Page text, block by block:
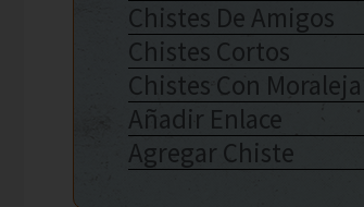
Chistes De Amigos
Chistes Cortos
Chistes Con Moraleja
Añadir Enlace
Agregar Chiste